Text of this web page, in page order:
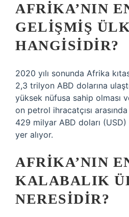
AFRIKA’NIN
GELIŞMIŞ
HANGISIDIR?
2020 yılı sonunda Afrika
2,3 trilyon ABD dolarına
yüksek nüfusa sahip olması
on petrol ihracatçısı
429 milyar ABD doları (USD)
yer alıyor.
AFRIKA’NIN
KALABALIK
NERESIDIR?